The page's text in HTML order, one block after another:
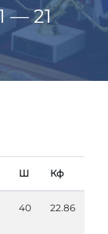
— 21
Ш Кф
40 22.86